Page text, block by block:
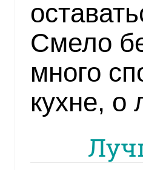
Смело
много
кухне, о